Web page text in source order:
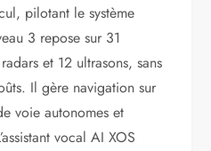
pilotant le système
3 repose sur 31
et 12 ultrasons, sans
Il gère navigation sur
voie autonomes et
vocal AI XOS